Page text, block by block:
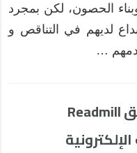
الحصون، لكن بمجرد
لديهم في التناقص و
…
“دروب بوكس” تشتري تطبيق Readmill